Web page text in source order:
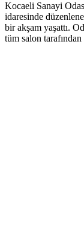
Kocaeli Sanayi
idaresinde
bir akşam yaşattı.
tüm salon